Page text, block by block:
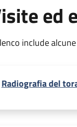
ed
include
Radiografia del